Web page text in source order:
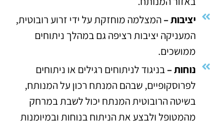
יציבות –המצלמה מוחזקת על ידי זרוע רובוטית,
המעניקה יציבות רציפה גם במהלך ניתוחים
ממושכים.
נוחות –בניגוד לניתוחים רגילים או ניתוחים
לפרוסקופיים, שבהם המנתח רכון על המנותח,
בשיטה הרובוטית המנתח יכול לשבת במרחק
מהמטופל ולבצע את הניתוח בנוחות ובמיומנות